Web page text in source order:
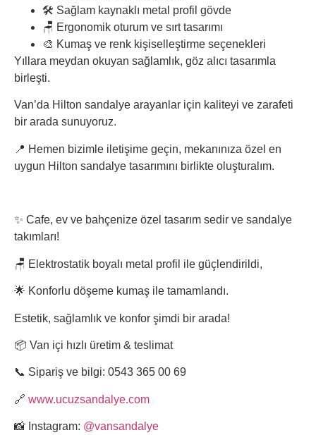
🛠️ Sağlam kaynaklı metal profil gövde
🪑 Ergonomik oturum ve sırt tasarımı
🎨 Kumaş ve renk kişiselleştirme seçenekleri
Yıllara meydan okuyan sağlamlık, göz alıcı tasarımla
birleşti.
Van’da Hilton sandalye arayanlar için kaliteyi ve zarafeti
bir arada sunuyoruz.
📍 Hemen bizimle iletişime geçin, mekanınıza özel en
uygun Hilton sandalye tasarımını birlikte oluşturalım.
✨ Cafe, ev ve bahçenize özel tasarım sedir ve sandalye
takımları!
🪑 Elektrostatik boyalı metal profil ile güçlendirildi,
🌟 Konforlu döşeme kumaş ile tamamlandı.
Estetik, sağlamlık ve konfor şimdi bir arada!
📦 Van içi hızlı üretim & teslimat
📞 Sipariş ve bilgi: 0543 365 00 69
🔗 www.ucuzsandalye.com
📸 Instagram: @vansandalye